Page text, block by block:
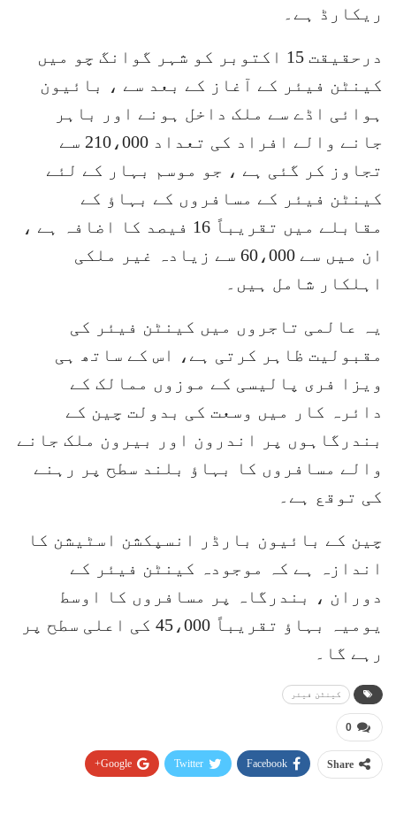
ریکارڈ ہے۔
درحقیقت 15 اکتوبر کو شہر گوانگ چو میں
کینٹن فیئر کے آغاز کے بعد سے ، بائیون
ہوائی اڈے سے ملک داخل ہونے اور باہر
جانے والے افراد کی تعداد 210،000 سے
تجاوز کر گئی ہے ، جو موسم بہار کے لئے
کینٹن فیئر کے مسافروں کے بہاؤ کے
مقابلے میں تقریباً 16 فیصد کا اضافہ ہے ،
ان میں سے 60،000 سے زیادہ غیر ملکی
اہلکار شامل ہیں۔
یہ عالمی تاجروں میں کینٹن فیئر کی
مقبولیت ظاہر کرتی ہے، اس کے ساتھ ہی
ویزا فری پالیسی کے موزوں ممالک کے
دائرہ کار میں وسعت کی بدولت چین کے
بندرگاہوں پر اندرون اور بیرون ملک جانے
والے مسافروں کا بہاؤ بلند سطح پر رہنے
کی توقع ہے۔
چین کے بائیون بارڈر انسپکشن اسٹیشن کا
اندازہ ہے کہ موجودہ کینٹن فیئر کے
دوران ، بندرگاہ پر مسافروں کا اوسط
یومیہ بہاؤ تقریباً 45،000 کی اعلی سطح پر
رہے گا۔
کینٹن فیئر
0
Share
Facebook
Twitter
Google+